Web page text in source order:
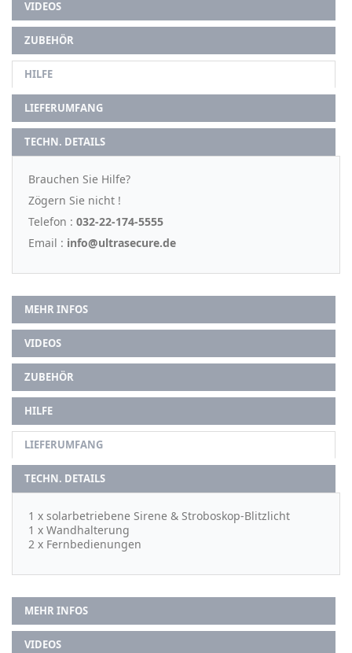
VIDEOS
ZUBEHÖR
HILFE
LIEFERUMFANG
TECHN. DETAILS
Brauchen Sie Hilfe?
Zögern Sie nicht !
Telefon : 032-22-174-5555
Email : info@ultrasecure.de
MEHR INFOS
VIDEOS
ZUBEHÖR
HILFE
LIEFERUMFANG
TECHN. DETAILS
1 x solarbetriebene Sirene & Stroboskop-Blitzlicht
1 x Wandhalterung
2 x Fernbedienungen
MEHR INFOS
VIDEOS